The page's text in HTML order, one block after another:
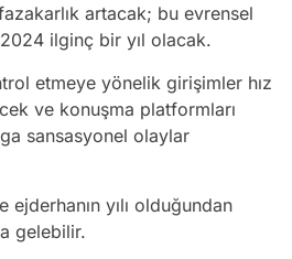
artacak; bu evrensel
ilginç bir yıl olacak.
etmeye yönelik girişimler hız
ve konuşma platformları
sansasyonel olaylar
yılı olduğundan
gelebilir.